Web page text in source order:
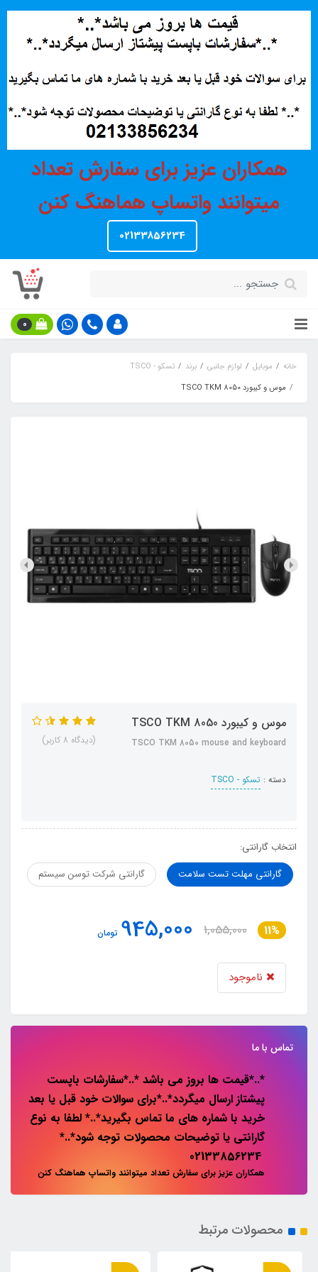
همکاران عزیز برای سفارش تعداد
میتوانند واتساپ هماهنگ کنن
02133856234
0
خانه موبایل لوازم جانبی برند
تسکو - TSCO
موس و کیبورد TSCO TKM 8050
موس و کیبورد TSCO TKM 8050
TSCO TKM 8050 mouse and keyboard
دسته : تسکو - TSCO
(دیدگاه 8 کاربر)
انتخاب گارانتی:
گارانتی مهلت تست سلامت
گارانتی شرکت توسن سیستم
11%
1,055,000
945,000 تومان
ناموجود
تماس با ما
*..*قیمت ها بروز می باشد *..*سفارشات باپست
پیشتاز ارسال میگردد*..*برای سوالات خود قبل یا بعد
خرید با شماره های ما تماس بگیرید*..* لطفا به نوع
گارانتی یا توضیحات محصولات توجه شود*..*
همکاران عزیز برای سفارش تعداد میتوانند واتساپ هماهنگ کنن
محصولات مرتبط